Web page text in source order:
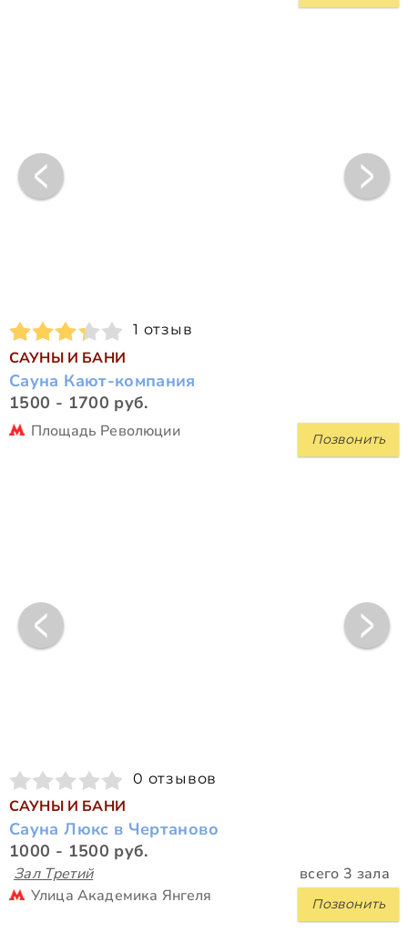
1 отзыв
САУНЫ И БАНИ
Сауна Кают-компания
1500 - 1700 руб.
Позвонить
Площадь Революции
0 отзывов
САУНЫ И БАНИ
Сауна Люкс в Чертаново
1000 - 1500 руб.
Зал Третий всего 3 зала
Позвонить
Улица Академика Янгеля